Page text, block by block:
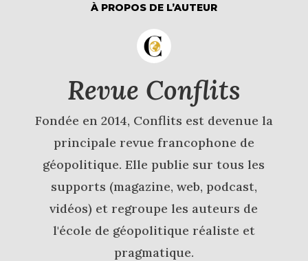
À PROPOS DE L’AUTEUR
Revue Conflits
Fondée en 2014, Conflits est devenue la
principale revue francophone de
géopolitique. Elle publie sur tous les
supports (magazine, web, podcast,
vidéos) et regroupe les auteurs de
l'école de géopolitique réaliste et
pragmatique.